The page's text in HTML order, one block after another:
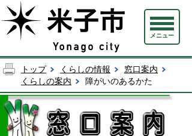
メニュー
トップ くらしの情報
窓口案内
くらしの案内
障がいのあるかた